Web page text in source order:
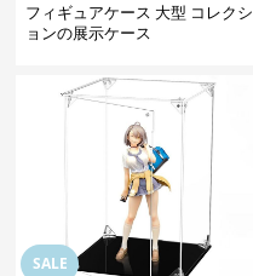
フィギュアケース 大型 コレクシ
ョンの展示ケース
SALE